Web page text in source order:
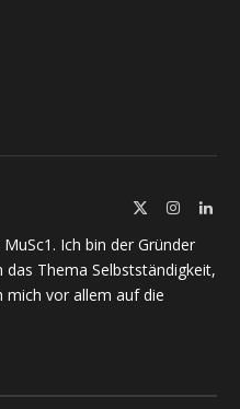
Instagram
Ich bin der Gründer
Thema Selbstständigkeit,
mich vor allem auf die